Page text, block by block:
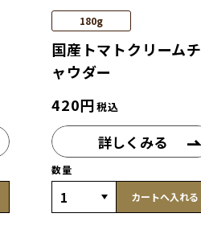
180g
国産トマトクリームチ
ャウダー
420円税込
詳しくみる
数量
カートへ入れる